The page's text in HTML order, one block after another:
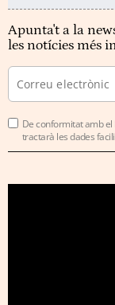
Apunta't a la
les notícies més
De conformitat amb el
tractarà les dades